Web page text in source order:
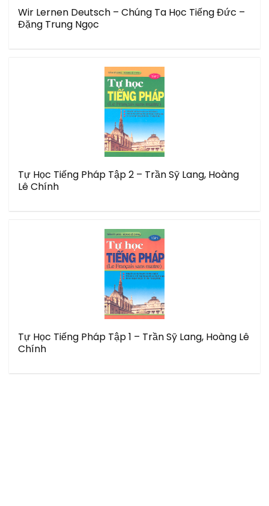
Wir Lernen Deutsch – Chúng Ta Học Tiếng Đức –
Đặng Trung Ngọc
Tự Học Tiếng Pháp Tập 2 – Trần Sỹ Lang, Hoàng
Lê Chính
Tự Học Tiếng Pháp Tập 1 – Trần Sỹ Lang, Hoàng Lê
Chính